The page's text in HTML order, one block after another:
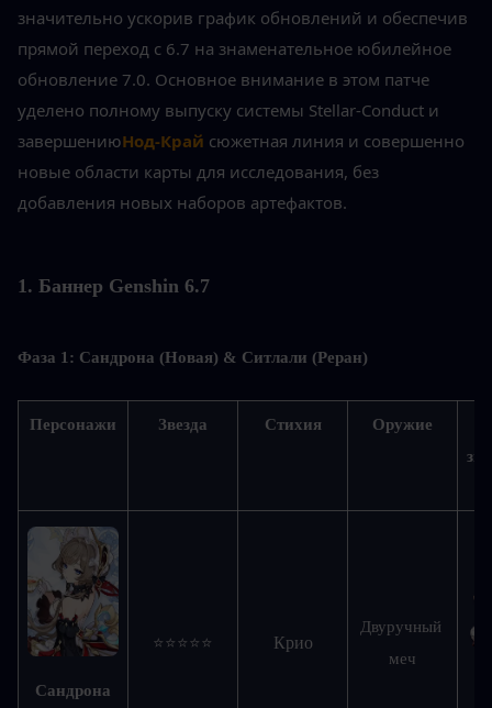
значительно ускорив график обновлений и обеспечив
прямой переход с 6.7 на знаменательное юбилейное
обновление 7.0. Основное внимание в этом патче
уделено полному выпуску системы Stellar-Conduct и
завершениюНод-Край сюжетная линия и совершенно
новые области карты для исследования, без
добавления новых наборов артефактов.
1. Баннер Genshin 6.7
Фаза 1: Сандрона (Новая) & Ситлали (Реран)
Персонажи Звезда Стихия
Оружие
Сандрона
⭐⭐⭐⭐⭐ Крио
Двуручный
меч